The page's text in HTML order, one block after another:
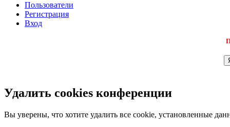
Пользователи
Регистрация
Вход
Удалить cookies конференции
Вы уверены, что хотите удалить все cookie, установленные